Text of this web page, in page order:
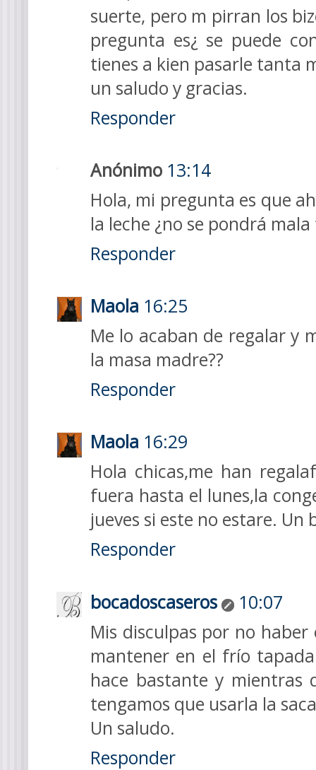
suerte, pero m pirran los
pregunta es¿ se puede
tienes a kien pasarle tanta
un saludo y gracias.
Responder
Anónimo 13:14
Hola, mi pregunta es que
la leche ¿no se pondrá
Responder
Maola 16:25
Me lo acaban de regalar y
la masa madre??
Responder
Maola 16:29
Hola chicas,me han
fuera hasta el lunes,la
jueves si este no estare. Un
Responder
bocadoscaseros
10:07
Mis disculpas por no
mantener en el frío
hace bastante y mientras
tengamos que usarla la
Un saludo.
Responder